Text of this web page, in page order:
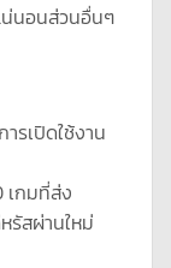
น่นอนส่วนอื่นๆ
ารเปิดใช้งาน
เกมที่ส่ง
รัสผ่านใหม่